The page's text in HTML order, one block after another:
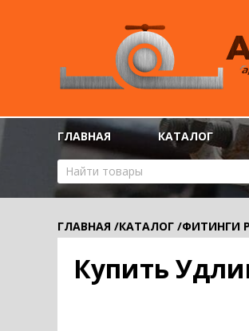
ГЛАВНАЯ КАТАЛОГ
ГЛАВНАЯ /КАТАЛОГ /ФИТИНГИ
Купить